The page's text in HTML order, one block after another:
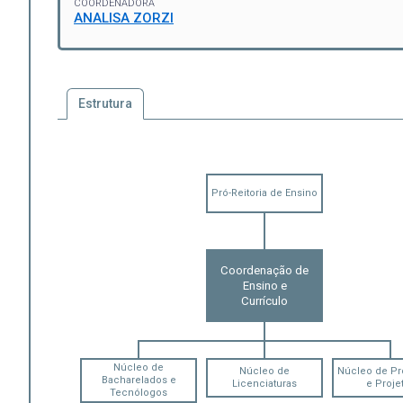
COORDENADORA
ANALISA ZORZI
Estrutura
Pró-Reitoria de Ensino
Coordenação de
Ensino e
Currículo
Núcleo de
Bacharelados e
Tecnólogos
Núcleo de
Licenciaturas
Núcleo de
e